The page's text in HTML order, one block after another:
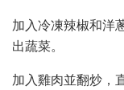
加入冷凍辣椒和洋
出蔬菜。
加入雞肉並翻炒，